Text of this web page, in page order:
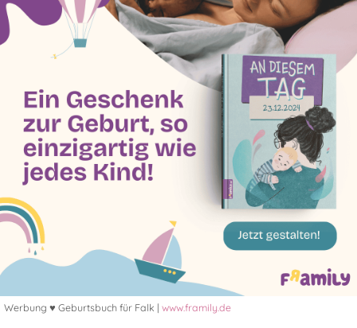
Werbung ♥ Geburtsbuch für Falk | www.framily.de